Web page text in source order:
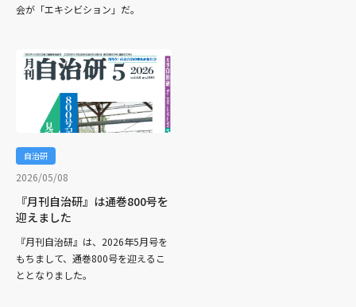
会が「エキシビション」だ。
自治研
2026/05/08
『月刊自治研』は通巻800号を
迎えました
『月刊自治研』は、2026年5月号を
もちまして、通巻800号を迎えるこ
ととなりました。